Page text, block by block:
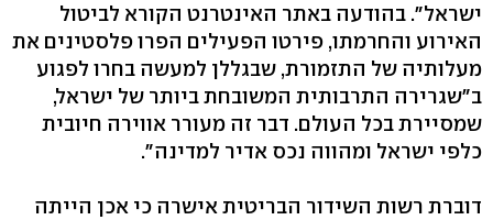
ישראל". בהודעה באתר האינטרנט הקורא לביטול
האירוע והחרמתו, פירטו הפעילים הפרו פלסטינים את
מעלותיה של התזמורת, שבגללן למעשה בחרו לפגוע
ב"שגרירה התרבותית המשובחת ביותר של ישראל,
שמסיירת בכל העולם. דבר זה מעורר אווירה חיובית
כלפי ישראל ומהווה נכס אדיר למדינה".
דוברת רשות השידור הבריטית אישרה כי אכן הייתה